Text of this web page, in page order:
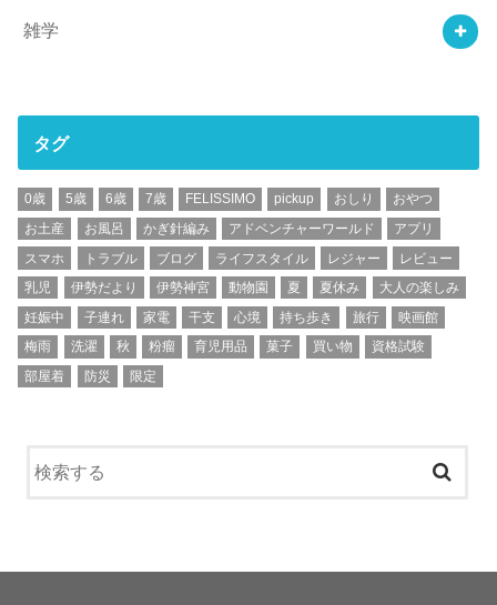
雑学
タグ
0歳 5歳 6歳 7歳 FELISSIMO pickup おしり
おやつ
お土産
お風呂 かぎ針編み アドベンチャーワールド
アプリ
スマホ
トラブル ブログ ライフスタイル レジャー
レビュー
乳児
伊勢だより 伊勢神宮 動物園 夏 夏休み
大人の楽しみ
妊娠中
子連れ 家電 干支 心境 持ち歩き 旅行
映画館
梅雨
洗濯 秋 粉瘤 育児用品 菓子 買い物
資格試験
部屋着
防災 限定